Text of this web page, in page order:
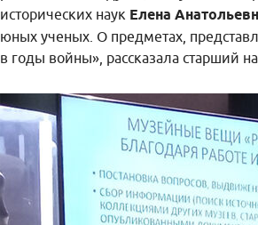
исторических наук Елена
юных ученых. О предметах,
в годы войны», рассказала старший